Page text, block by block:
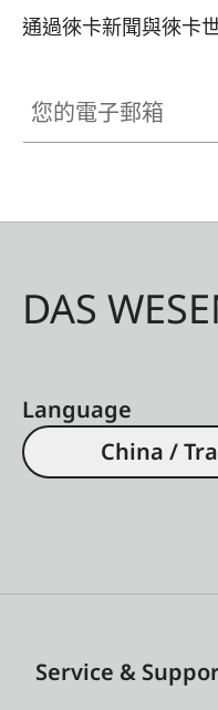
通過徠卡新聞與徠卡
DAS
Language
China /
Service &